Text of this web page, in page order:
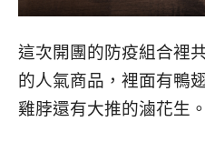
這次開團的防疫組合裡
的人氣商品，裡面有鴨
雞脖還有大推的滷花生。